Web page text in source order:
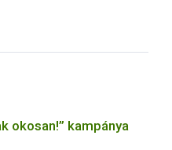
okosan!” kampánya